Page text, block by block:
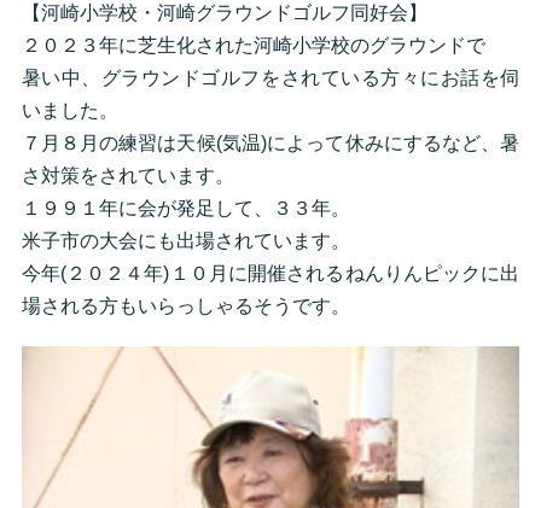
【河崎小学校・河崎グラウンドゴルフ同好会】
２０２３年に芝生化された河崎小学校のグラウンドで
暑い中、グラウンドゴルフをされている方々にお話を伺
いました。
７月８月の練習は天候(気温)によって休みにするなど、暑
さ対策をされています。
１９９１年に会が発足して、３３年。
米子市の大会にも出場されています。
今年(２０２４年)１０月に開催されるねんりんピックに出
場される方もいらっしゃるそうです。